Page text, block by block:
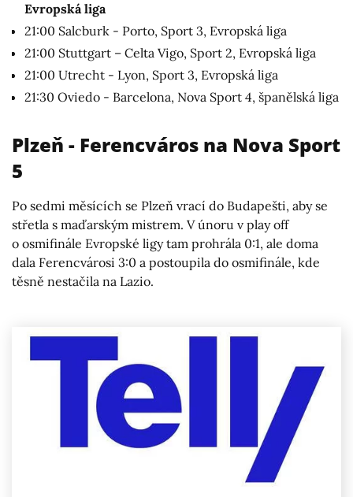
Evropská liga
21:00 Salcburk - Porto, Sport 3, Evropská liga
21:00 Stuttgart – Celta Vigo, Sport 2, Evropská liga
21:00 Utrecht - Lyon, Sport 3, Evropská liga
21:30 Oviedo - Barcelona, Nova Sport 4, španělská liga
Plzeň - Ferencváros na Nova Sport
5
Po sedmi měsících se Plzeň vrací do Budapešti, aby se
střetla s maďarským mistrem. V únoru v play off
o osmifinále Evropské ligy tam prohrála 0:1, ale doma
dala Ferencvárosi 3:0 a postoupila do osmifinále, kde
těsně nestačila na Lazio.